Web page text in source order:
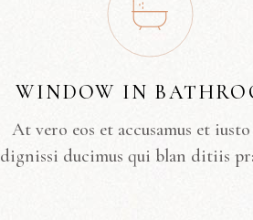
WINDOW IN
At vero eos et accusamus et
dignissi ducimus qui blan ditiis